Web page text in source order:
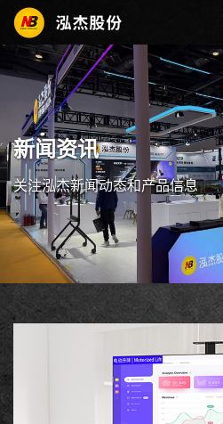
新闻资讯
关注泓杰新闻动态和产品信息